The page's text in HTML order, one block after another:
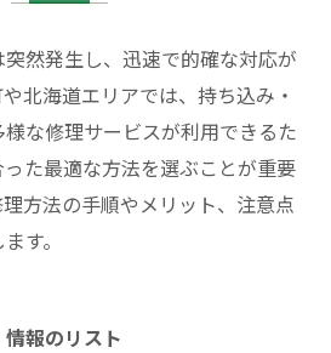
然発生し、迅速で的確な対応が
北海道エリアでは、持ち込み・
な修理サービスが利用できるた
た最適な方法を選ぶことが重要
方法の手順やメリット、注意点
す。
報のリスト